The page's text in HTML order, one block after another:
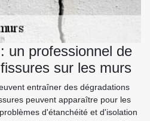
un professionnel de
sur les murs
entraîner des dégradations
peuvent apparaître pour les
d'étanchéité et d'isolation